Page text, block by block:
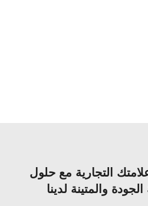
التجارية مع حلول
والمتينة لدينا